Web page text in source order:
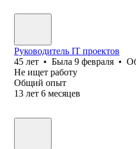
Руководитель IT проектов
45 лет • Была 9 февраля •
Не ищет работу
Общий опыт
13 лет 6 месяцев